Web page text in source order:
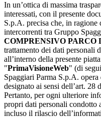
In un’ottica di massima
interessati, con il presente
S.p.A. precisa che, in
intercorrenti tra Gruppo
COMPRENSIVO PARCO
trattamento dei dati personali
all’interno della presente
"PrimaVisioneWeb" (di
Spaggiari Parma S.p.A.
designato ai sensi dell’art. 28
Pertanto, per ogni ulteriore
propri dati personali condotto
incluso il rilascio